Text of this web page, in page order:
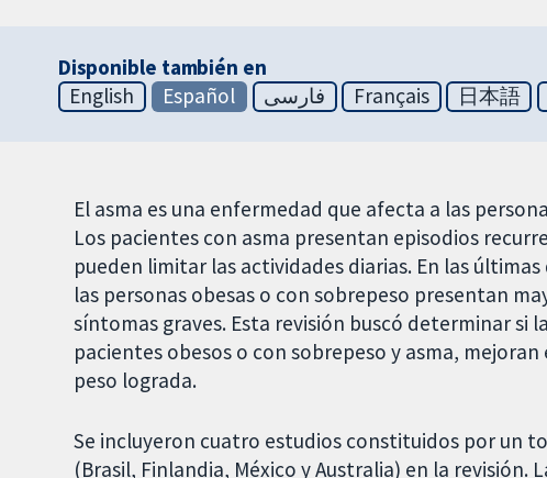
Disponible también en
English
Español فارسی Français 日本語
El asma es una enfermedad que afecta a las
Los pacientes con asma presentan episodios
pueden limitar las actividades diarias. En las
las personas obesas o con sobrepeso presentan
síntomas graves. Esta revisión buscó determinar si
pacientes obesos o con sobrepeso y asma,
peso lograda.
Se incluyeron cuatro estudios constituidos por un
(Brasil, Finlandia, México y Australia) en la